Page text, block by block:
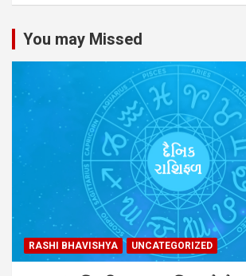
You may Missed
RASHI BHAVISHYA UNCATEGORIZED